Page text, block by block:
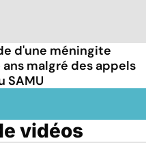
d'une méningite
ans malgré des appels
SAMU
vidéos